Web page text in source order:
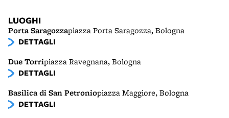
LUOGHI
Porta Saragozzapiazza Porta Saragozza, Bologna
DETTAGLI
Due Torripiazza Ravegnana, Bologna
DETTAGLI
Basilica di San Petroniopiazza Maggiore, Bologna
DETTAGLI